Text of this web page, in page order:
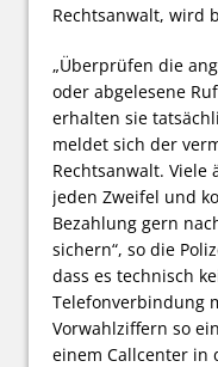
Rechtsanwalt, wird
„Überprüfen die
oder abgelesene
erhalten sie
meldet sich der
Rechtsanwalt.
jeden Zweifel und
Bezahlung gern
sichern“, so die
dass es technisch
Telefonverbindung
Vorwahlziffern so
einem Callcenter in